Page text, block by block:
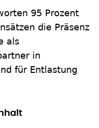
95 Prozent
die Präsenz
als
in
für Entlastung